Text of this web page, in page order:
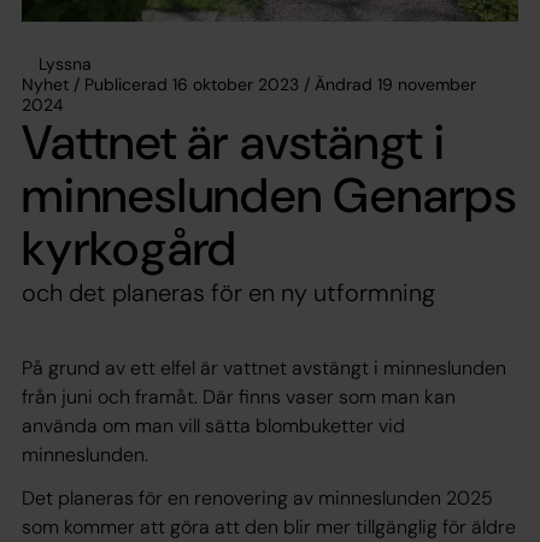
Lyssna
Nyhet / Publicerad 16 oktober 2023 / Ändrad 19 november
2024
Vattnet är avstängt i
minneslunden Genarps
kyrkogård
och det planeras för en ny utformning
På grund av ett elfel är vattnet avstängt i minneslunden
från juni och framåt. Där finns vaser som man kan
använda om man vill sätta blombuketter vid
minneslunden.
Det planeras för en renovering av minneslunden 2025
som kommer att göra att den blir mer tillgänglig för äldre